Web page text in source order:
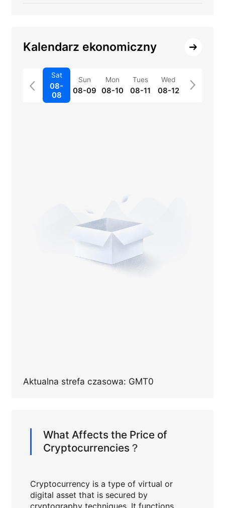
Kalendarz ekonomiczny
Sat
08-
08
Sun
08-09
Mon
08-10
Tues
08-11
Wed
08-12
Aktualna strefa czasowa: GMT0
What Affects the Price of
Cryptocurrencies？
Cryptocurrency is a type of virtual or
digital asset that is secured by
cryptography techniques. It functions